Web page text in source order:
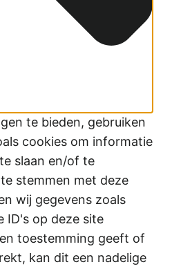
te bieden, gebruiken
cookies om informatie
slaan en/of te
stemmen met deze
wij gegevens zoals
ID's op deze site
toestemming geeft of
kan dit een nadelige